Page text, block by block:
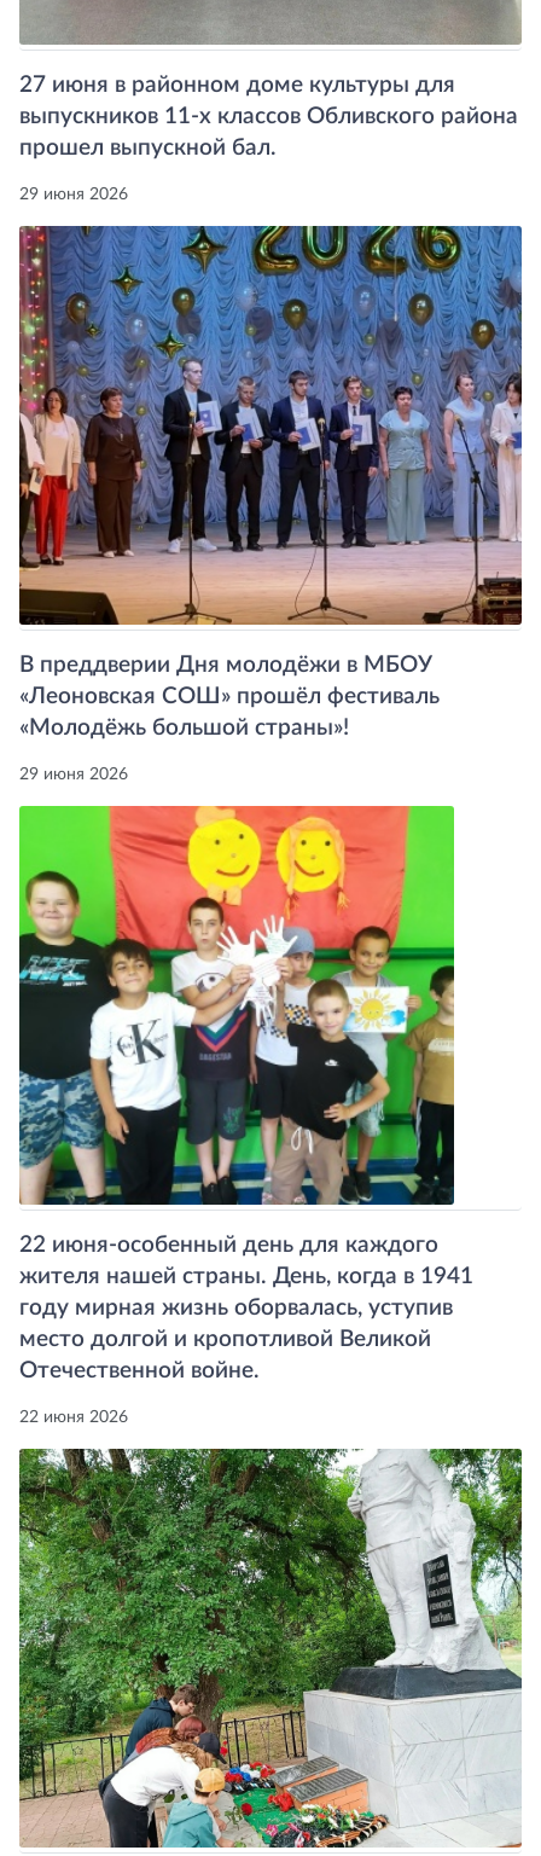
27 июня в районном доме культуры для
выпускников 11-х классов Обливского района
прошел выпускной бал.
29 июня 2026
В преддверии Дня молодёжи в МБОУ
«Леоновская СОШ» прошёл фестиваль
«Молодёжь большой страны»!
29 июня 2026
22 июня-особенный день для каждого
жителя нашей страны. День, когда в 1941
году мирная жизнь оборвалась, уступив
место долгой и кропотливой Великой
Отечественной войне.
22 июня 2026